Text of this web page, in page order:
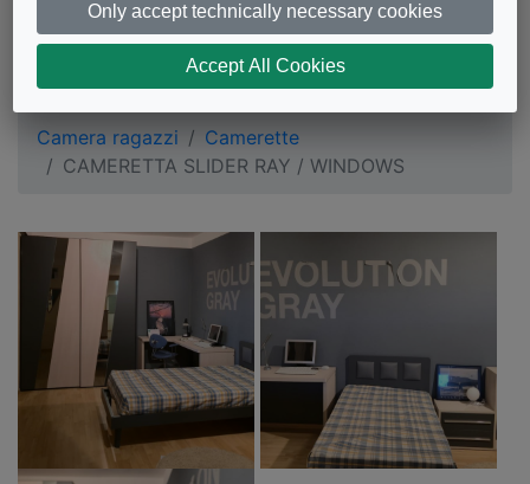
CAMERETTA SLIDER
RAY / WINDOWS
Camera ragazzi
Camerette
CAMERETTA SLIDER RAY / WINDOWS
Only accept technically necessary cookies
Accept All Cookies